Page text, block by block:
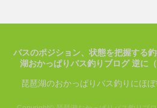
バスのポジション、状態を把握する
湖おかっぱりバス釣りブログ 逆に
琵琶湖のおかっぱりバス釣りにほ